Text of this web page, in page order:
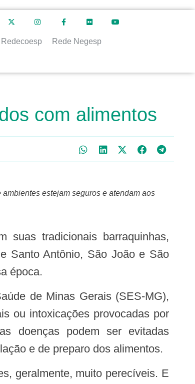
Redecoesp Rede Negesp
com alimentos
Santo Antônio, São João e São
época.
ou intoxicações provocadas por
doenças podem ser evitadas
e de preparo dos alimentos.